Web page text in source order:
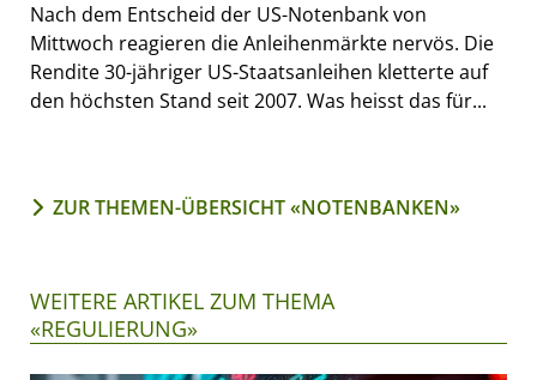
Nach dem Entscheid der US-Notenbank von
Mittwoch reagieren die Anleihenmärkte nervös. Die
Rendite 30-jähriger US-Staatsanleihen kletterte auf
den höchsten Stand seit 2007. Was heisst das für...
ZUR THEMEN-ÜBERSICHT «NOTENBANKEN»
WEITERE ARTIKEL ZUM THEMA
«REGULIERUNG»